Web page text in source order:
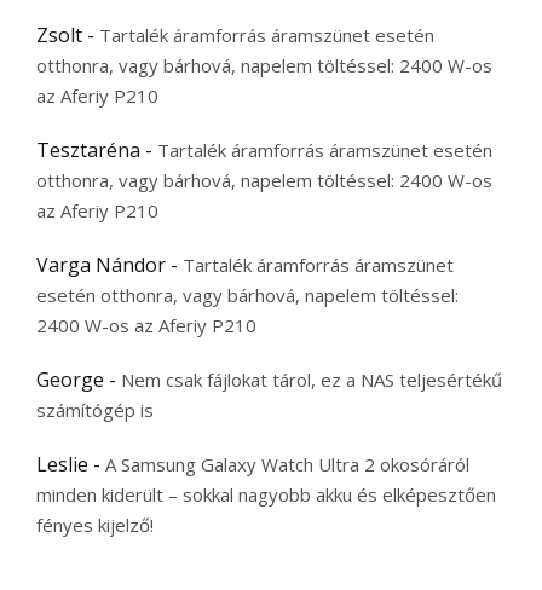
Zsolt - Tartalék áramforrás áramszünet esetén
otthonra, vagy bárhová, napelem töltéssel: 2400 W-os
az Aferiy P210
Tesztaréna - Tartalék áramforrás áramszünet esetén
otthonra, vagy bárhová, napelem töltéssel: 2400 W-os
az Aferiy P210
Varga Nándor - Tartalék áramforrás áramszünet
esetén otthonra, vagy bárhová, napelem töltéssel:
2400 W-os az Aferiy P210
George - Nem csak fájlokat tárol, ez a NAS teljesértékű
számítógép is
Leslie - A Samsung Galaxy Watch Ultra 2 okosóráról
minden kiderült – sokkal nagyobb akku és elképesztően
fényes kijelző!